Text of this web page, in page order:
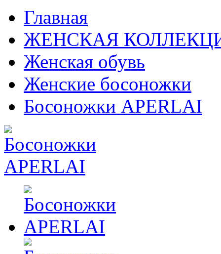
Главная
ЖЕНСКАЯ
Женская обувь
Женские босоножки
Босоножки APERLAI